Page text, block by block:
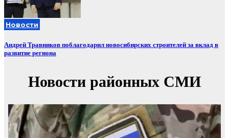
Новости
Андрей Травников поблагодарил новосибирских строителей за вклад в
развитие региона